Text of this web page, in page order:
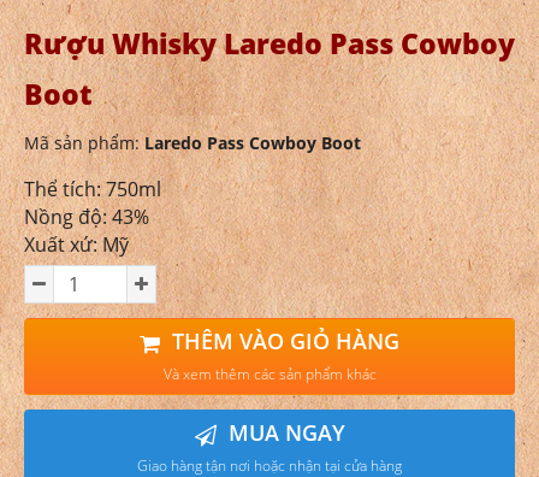
Rượu Whisky Laredo Pass Cowboy
Boot
Mã sản phẩm:Laredo Pass Cowboy Boot
Thể tích: 750ml
Nồng độ: 43%
Xuất xứ: Mỹ
THÊM VÀO GIỎ HÀNG
Và xem thêm các sản phẩm khác
MUA NGAY
Giao hàng tận nơi hoặc nhận tại cửa hàng